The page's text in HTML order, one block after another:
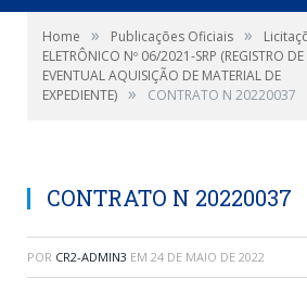
Home » Publicações Oficiais »
ELETRÔNICO Nº 06/2021-SRP (REGISTRO
EVENTUAL AQUISIÇÃO DE MATERIAL DE
EXPEDIENTE) » CONTRATO N 20220037
CONTRATO N 20220037
POR CR2-ADMIN3 EM 24 DE MAIO DE 2022